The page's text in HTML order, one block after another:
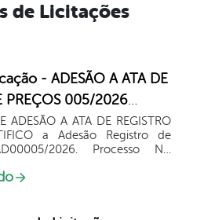
de Licitações
- ADESÃO A ATA DE
PREÇOS 005/2026
E EXTRATO DE
ADESÃO A ATA DE REGISTRO
a Adesão Registro de
2026. Processo Nº:
empresa especializada em